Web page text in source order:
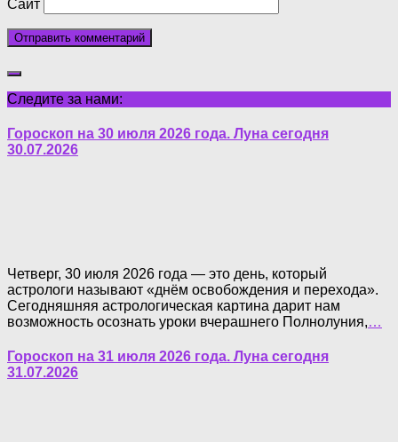
Сайт
Следите за нами:
Гороскоп на 30 июля 2026 года. Луна сегодня
30.07.2026
Четверг, 30 июля 2026 года — это день, который
астрологи называют «днём освобождения и перехода».
Сегодняшняя астрологическая картина дарит нам
возможность осознать уроки вчерашнего Полнолуния,…
Гороскоп на 31 июля 2026 года. Луна сегодня
31.07.2026